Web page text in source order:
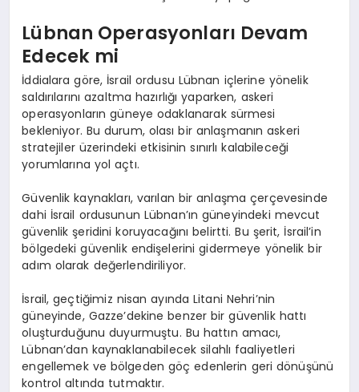
Lübnan Operasyonları Devam
Edecek mi
İddialara göre, İsrail ordusu Lübnan içlerine yönelik
saldırılarını azaltma hazırlığı yaparken, askeri
operasyonların güneye odaklanarak sürmesi
bekleniyor. Bu durum, olası bir anlaşmanın askeri
stratejiler üzerindeki etkisinin sınırlı kalabileceği
yorumlarına yol açtı.
Güvenlik kaynakları, varılan bir anlaşma çerçevesinde
dahi İsrail ordusunun Lübnan’ın güneyindeki mevcut
güvenlik şeridini koruyacağını belirtti. Bu şerit, İsrail’in
bölgedeki güvenlik endişelerini gidermeye yönelik bir
adım olarak değerlendiriliyor.
İsrail, geçtiğimiz nisan ayında Litani Nehri’nin
güneyinde, Gazze’dekine benzer bir güvenlik hattı
oluşturduğunu duyurmuştu. Bu hattın amacı,
Lübnan’dan kaynaklanabilecek silahlı faaliyetleri
engellemek ve bölgeden göç edenlerin geri dönüşünü
kontrol altında tutmaktır.